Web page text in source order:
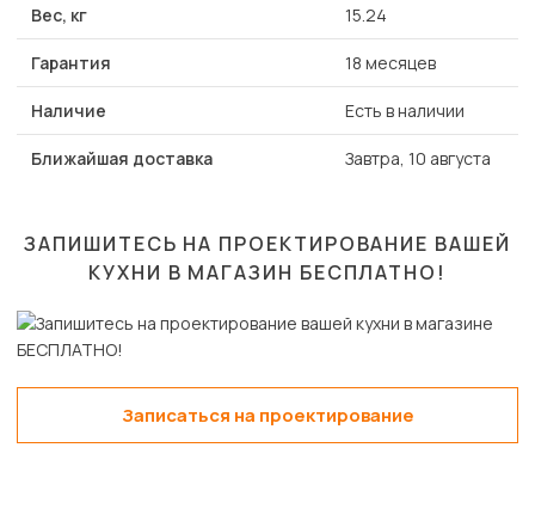
Вес, кг 15.24
Гарантия 18 месяцев
Наличие Есть в наличии
Ближайшая доставка Завтра, 10 августа
ЗАПИШИТЕСЬ НА ПРОЕКТИРОВАНИЕ ВАШЕЙ
КУХНИ В МАГАЗИН БЕСПЛАТНО!
Записаться на проектирование